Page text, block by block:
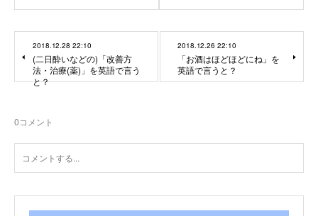
2018.12.28 22:10
(二日酔いなどの)「改善方
法・治療(薬)」を英語で言う
と？
2018.12.26 22:10
「お酒はほどほどにね」を
英語で言うと？
0コメント